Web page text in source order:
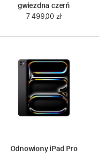
gwiezdna czerń
7 499,00 zł
Odnowiony iPad Pro